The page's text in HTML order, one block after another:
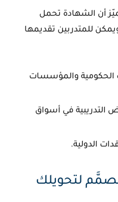
أن الشهادة تحمل
ويمكن للمتدربين تقديمها
الحكومية والمؤسسات
التدريبية في أسواق
الدولية.
لتحويلك